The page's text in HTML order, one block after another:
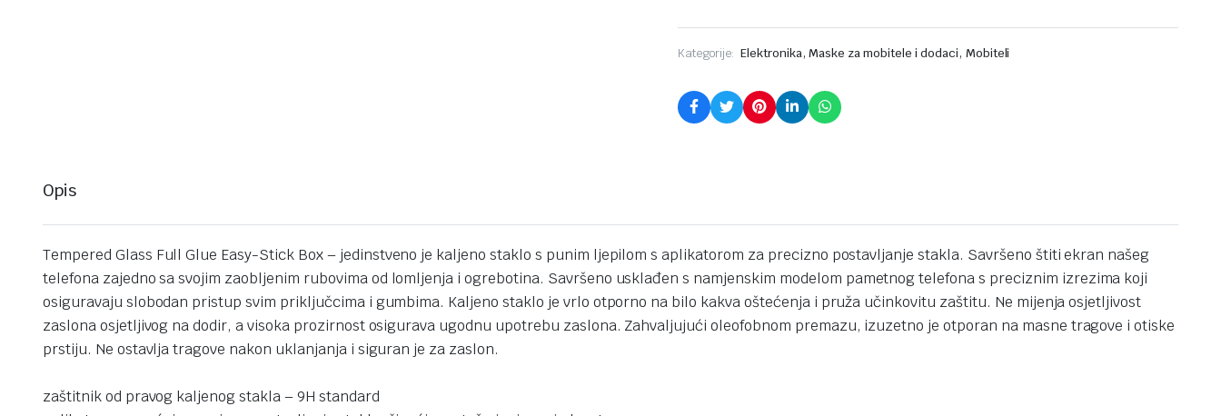
Kategorije: Elektronika, Maske za mobitele i dodaci, Mobiteli
Opis
Tempered Glass Full Glue Easy-Stick Box – jedinstveno je kaljeno staklo s punim ljepilom s aplikatorom za precizno postavljanje stakla. Savršeno štiti ekran našeg
telefona zajedno sa svojim zaobljenim rubovima od lomljenja i ogrebotina. Savršeno usklađen s namjenskim modelom pametnog telefona s preciznim izrezima koji
osiguravaju slobodan pristup svim priključcima i gumbima. Kaljeno staklo je vrlo otporno na bilo kakva oštećenja i pruža učinkovitu zaštitu. Ne mijenja osjetljivost
zaslona osjetljivog na dodir, a visoka prozirnost osigurava ugodnu upotrebu zaslona. Zahvaljujući oleofobnom premazu, izuzetno je otporan na masne tragove i otiske
prstiju. Ne ostavlja tragove nakon uklanjanja i siguran je za zaslon.
zaštitnik od pravog kaljenog stakla – 9H standard